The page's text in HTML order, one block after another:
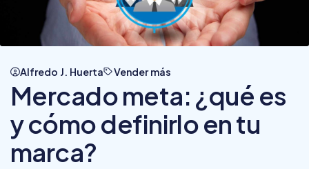
Alfredo J. Huerta Vender más
Mercado meta: ¿qué es
y cómo definirlo en tu
marca?